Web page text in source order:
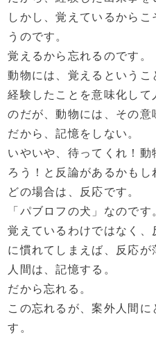
しかし、覚えているから
うのです。
覚えるから忘れるのです。
動物には、覚えるというこ
経験したことを意味化して
のだが、動物には、その意
だから、記憶をしない。
いやいや、待ってくれ！
ろう！と反論があるかも
どの場合は、反応です。
「パブロフの犬」なのです
覚えているわけではなく
に慣れてしまえば、反応が
人間は、記憶する。
だから忘れる。
この忘れるが、案外人間
す。